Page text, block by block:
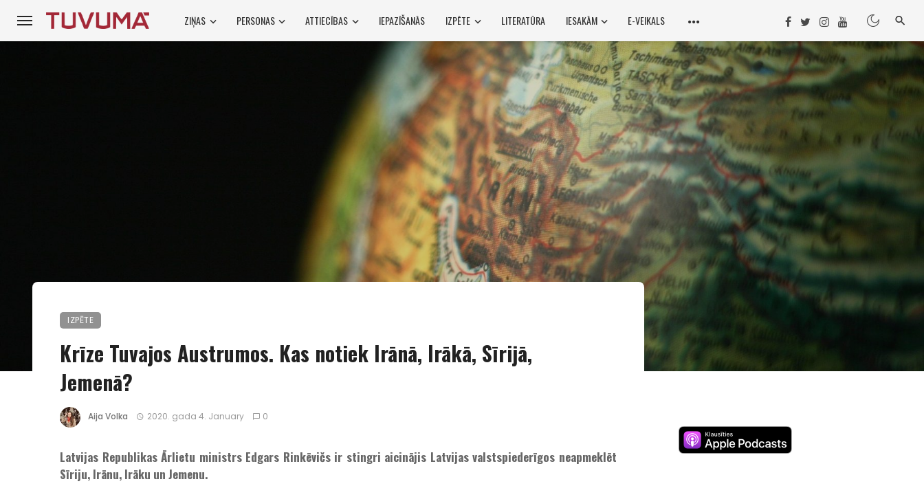
ZIŅAS PERSONAS ATTIECĪBAS IEPAZĪŠANĀS IZPĒTE LITERATŪRA IESAKĀM E-VEIKALS
IZPĒTE
Krīze Tuvajos Austrumos. Kas notiek Irānā, Irākā, Sīrijā,
Jemenā?
Aija Volka 2020. gada 4. January 0
Latvijas Republikas Ārlietu ministrs Edgars Rinkēvičs ir stingri aicinājis Latvijas valstspiederīgos neapmeklēt
Sīriju, Irānu, Irāku un Jemenu.